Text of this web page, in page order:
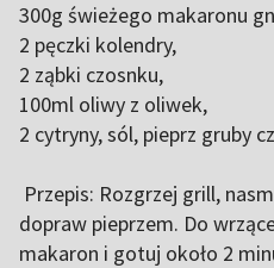
300g świeżego makaronu
2 pęczki kolendry,
2 ząbki czosnku,
100ml oliwy z oliwek,
2 cytryny, sól, pieprz gruby
Przepis: Rozgrzej grill,
dopraw pieprzem. Do
makaron i gotuj około 2